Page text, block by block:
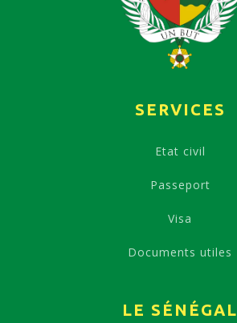
SERVICES
Etat civil
Passeport
Visa
Documents utiles
LE SÉNÉGAL